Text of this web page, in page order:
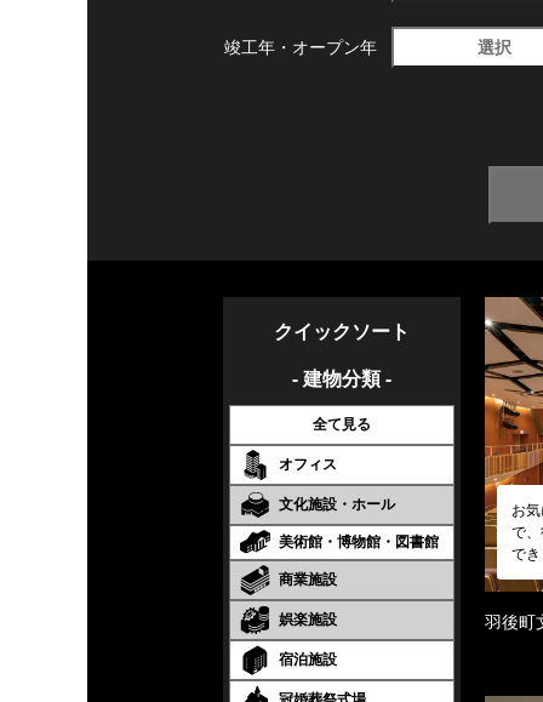
竣工年・ オープン年 選択
クイックソート
- 建物分類 -
全て見る
オフィス
文化施設・ホール
美術館・博物館・図書館
商業施設
娯楽施設
宿泊施設
お
で
で
羽後